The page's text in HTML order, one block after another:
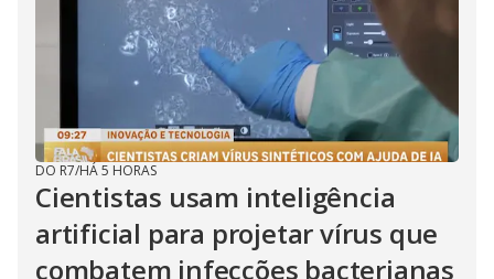
DO R7/HÁ 5 HORAS
Cientistas usam inteligência
artificial para projetar vírus que
combatem infecções bacterianas